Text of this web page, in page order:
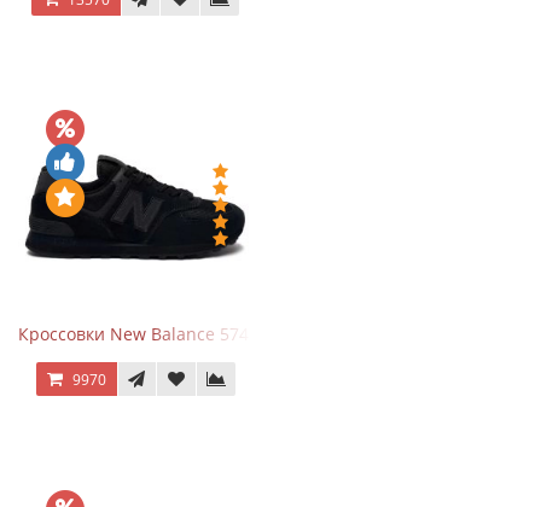
Кроссовки New Balance 574 All Black
9970